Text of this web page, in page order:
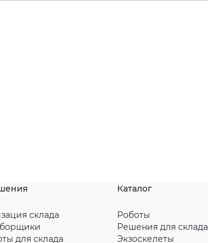
склада
для склада
Каталог
Роботы
Решения для склада
Экзоскелеты